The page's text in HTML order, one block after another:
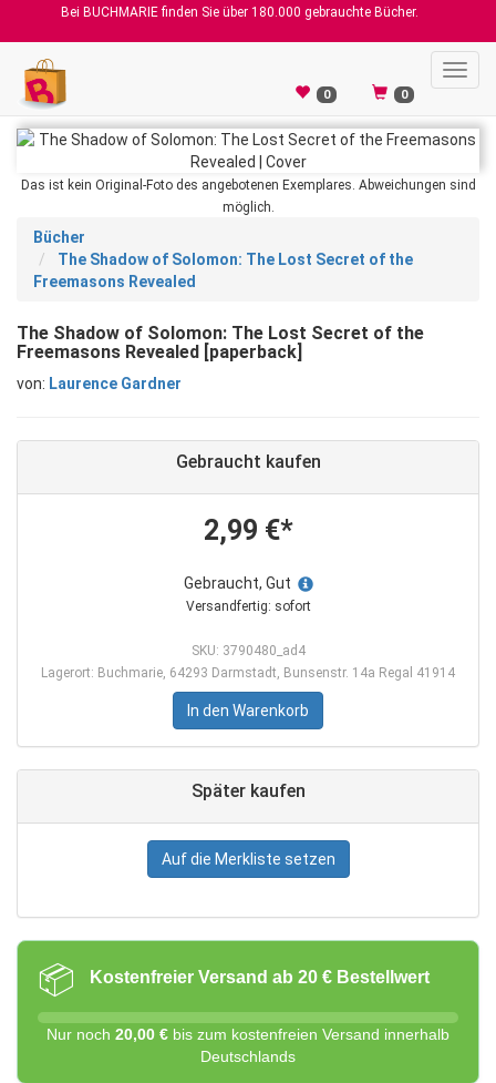
Bei BUCHMARIE finden Sie über 180.000 gebrauchte Bücher.
0 0
Das ist kein Original-Foto des angebotenen Exemplares. Abweichungen sind
möglich.
Bücher
The Shadow of Solomon: The Lost Secret of the
Freemasons Revealed
The Shadow of Solomon: The Lost Secret of the
Freemasons Revealed [paperback]
von: Laurence Gardner
Gebraucht kaufen
2,99 €*
Gebraucht, Gut
Versandfertig: sofort
SKU: 3790480_ad4
Lagerort: Buchmarie, 64293 Darmstadt, Bunsenstr. 14a Regal 41914
In den Warenkorb
Später kaufen
Auf die Merkliste setzen
📦 Kostenfreier Versand ab 20 € Bestellwert
Nur noch 20,00 € bis zum kostenfreien Versand innerhalb
Deutschlands